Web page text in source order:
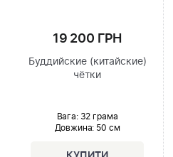
19 200 ГРН
Буддийские (китайские)
чётки
Вага: 32 грама
Довжина: 50 см